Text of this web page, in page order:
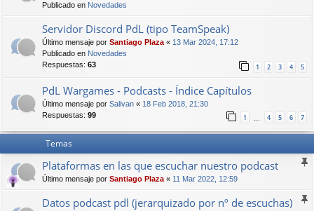
Publicado en Novedades
Servidor Discord PdL (tipo TeamSpeak)
Último mensaje por Santiago Plaza « 13 Mar 2024, 17:12
Publicado en Novedades
Respuestas: 63 1 2 3 4 5
PdL Wargames - Podcasts - Índice Capítulos
Último mensaje por Salivan « 18 Feb 2018, 21:30
Respuestas: 99 1 … 4 5 6 7
Temas
Plataformas en las que escuchar nuestro podcast
Último mensaje por Santiago Plaza« 11 Mar 2022, 12:59
Datos podcast pdl (jerarquizado por nº de escuchas)